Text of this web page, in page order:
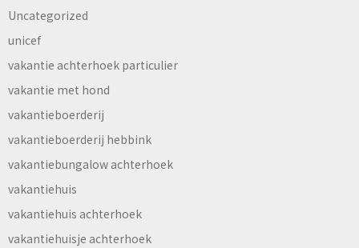
Uncategorized
unicef
vakantie achterhoek particulier
vakantie met hond
vakantieboerderij
vakantieboerderij hebbink
vakantiebungalow achterhoek
vakantiehuis
vakantiehuis achterhoek
vakantiehuisje achterhoek